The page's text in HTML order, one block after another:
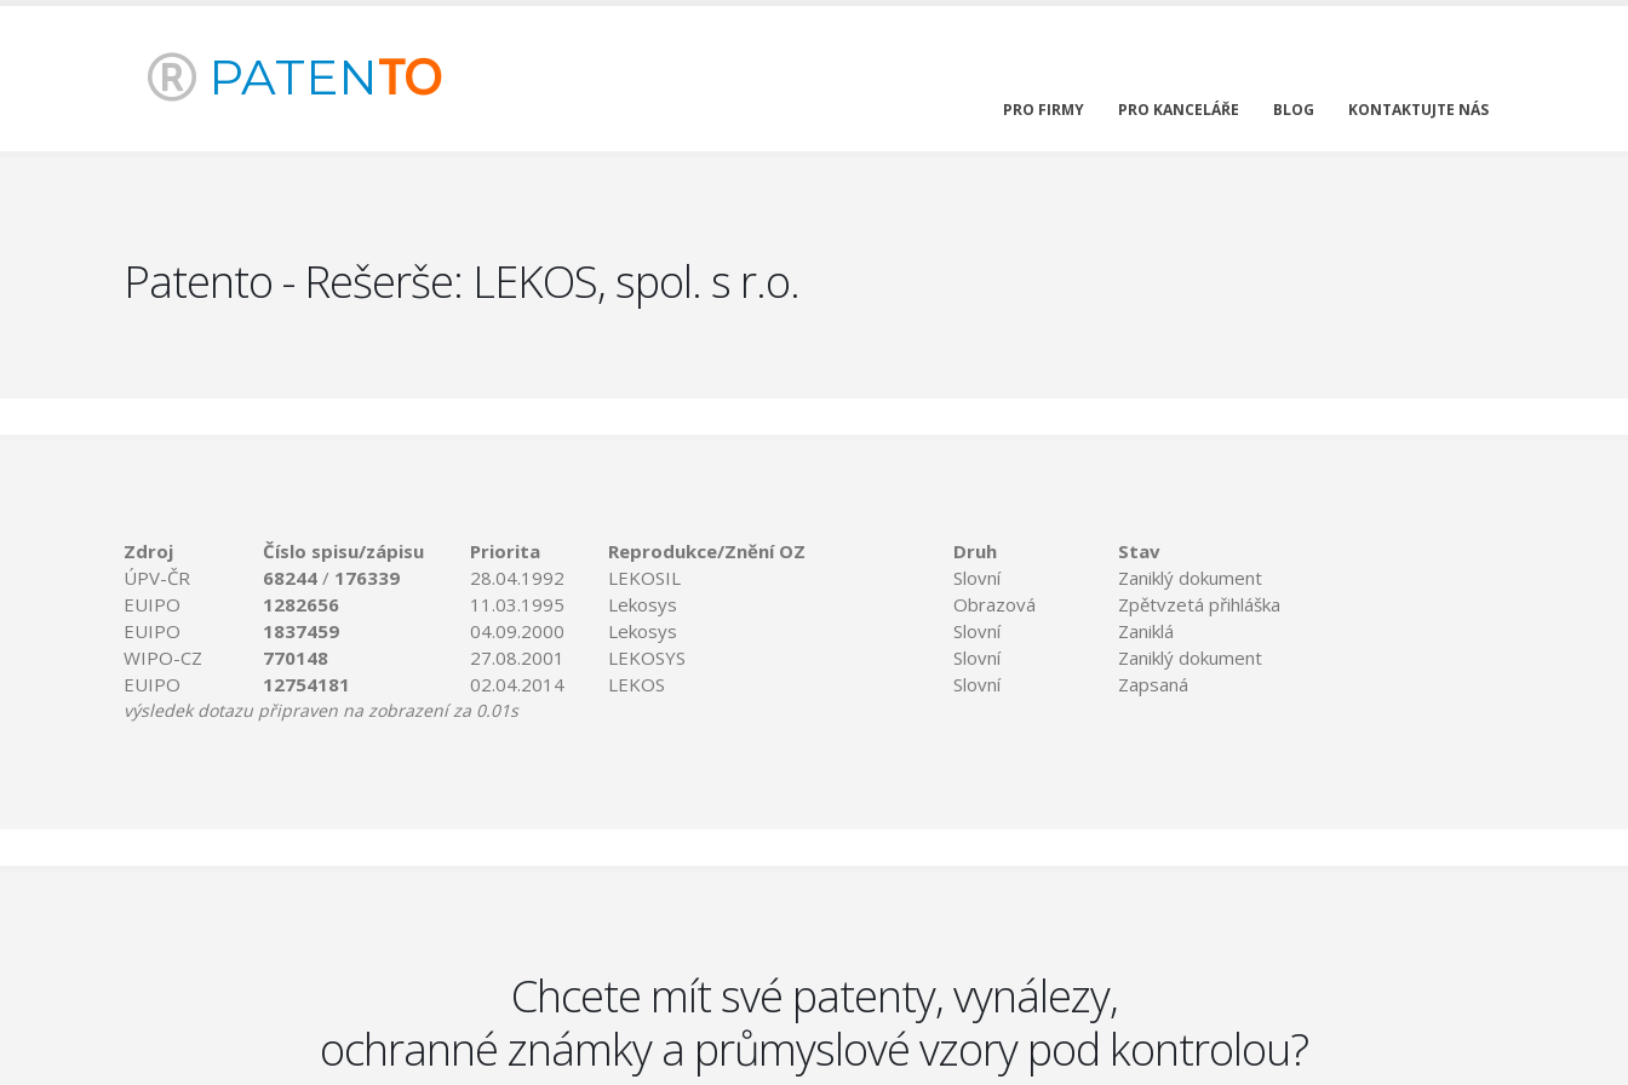
PATENTO
PRO FIRMY PRO KANCELÁŘE BLOG KONTAKTUJTE NÁS
Patento - Rešerše: LEKOS, spol. s r.o.
Zdroj Číslo spisu/zápisu Priorita Reprodukce/Znění OZ Druh
Stav
ÚPV-ČR
68244 / 176339 28.04.1992 LEKOSIL Slovní
Zaniklý dokument
EUIPO
1282656 11.03.1995 Lekosys Obrazová
Zpětvzetá přihláška
EUIPO
1837459 04.09.2000 Lekosys Slovní
Zaniklá
WIPO-CZ
770148 27.08.2001 LEKOSYS Slovní
Zaniklý dokument
EUIPO
12754181 02.04.2014 LEKOS Slovní Zapsaná
výsledek dotazu připraven na zobrazení za 0.01s
Chcete mít své patenty, vynálezy,
ochranné známky a průmyslové vzory pod kontrolou?